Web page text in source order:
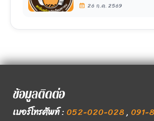
26 ก.ค. 2569
ข้อมูลติดต่อ
เบอร์โทรศัพท์: 052-020-028, 091-